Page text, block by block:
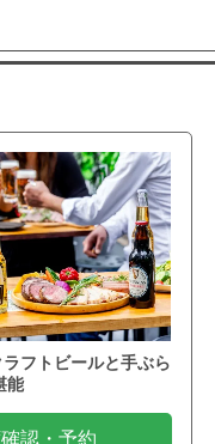
フトビールと手ぶら
能
認・予約